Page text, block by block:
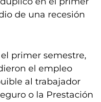
de una recesión
primer semestre,
el empleo
al trabajador
o la Prestación